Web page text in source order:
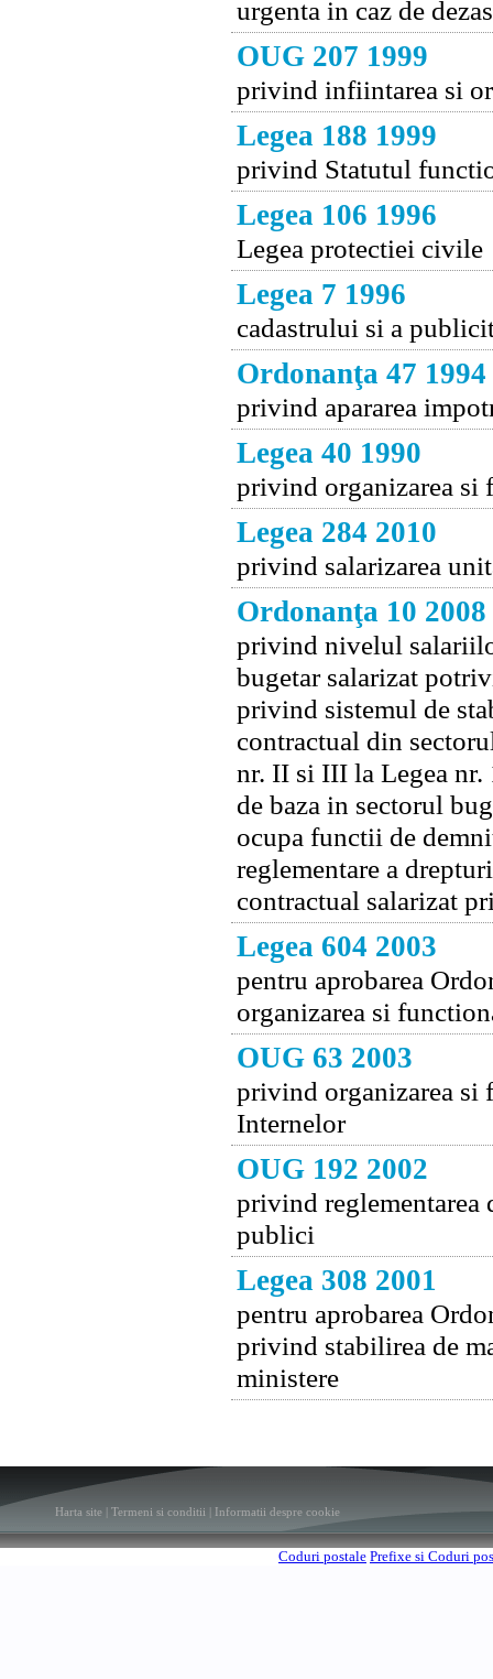
urgenta in caz de
OUG 207 1999
privind infiintarea si
Legea 188 1999
privind Statutul
Legea 106 1996
Legea protectiei civile
Legea 7 1996
cadastrului si a
Ordonanţa 47 1994
privind apararea
Legea 40 1990
privind organizarea si
Legea 284 2010
privind salarizarea
Ordonanţa 10 2008
privind nivelul
bugetar salarizat
privind sistemul de
contractual din
nr. II si III la Legea
de baza in sectorul
ocupa functii de
reglementare a
contractual salarizat
Legea 604 2003
pentru aprobarea
organizarea si
OUG 63 2003
privind organizarea
Internelor
OUG 192 2002
privind reglementarea
publici
Legea 308 2001
pentru aprobarea
privind stabilirea de
ministere
Harta site Termeni si conditii Informatii despre cookie
Coduri postale Prefixe si Coduri